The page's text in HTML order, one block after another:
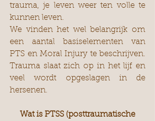
trauma, je leven weer ten volle te
kunnen leven.
We vinden het wel belangrijk om
een aantal basiselementen van
PTS en Moral Injury te beschrijven.
Trauma slaat zich op in het lijf en
veel wordt opgeslagen in de
hersenen.
Wat is PTSS (posttraumatische